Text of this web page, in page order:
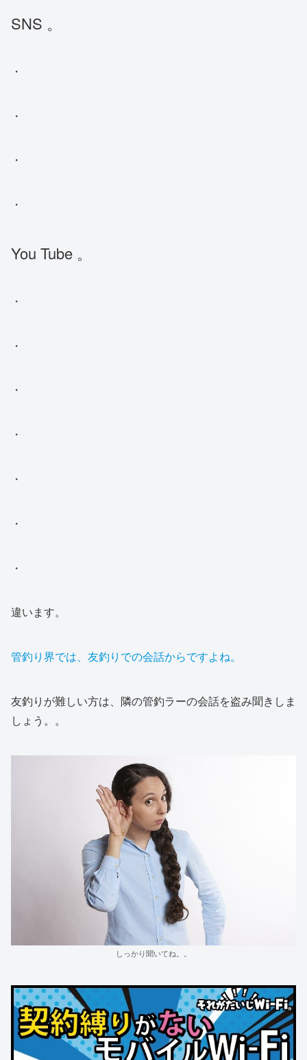
SNS 。
・
・
・
・
You Tube 。
・
・
・
・
・
・
・
違います。
管釣り界では、友釣りでの会話からですよね。
友釣りが難しい方は、隣の管釣ラーの会話を盗み聞きしま
しょう。。
しっかり聞いてね。。